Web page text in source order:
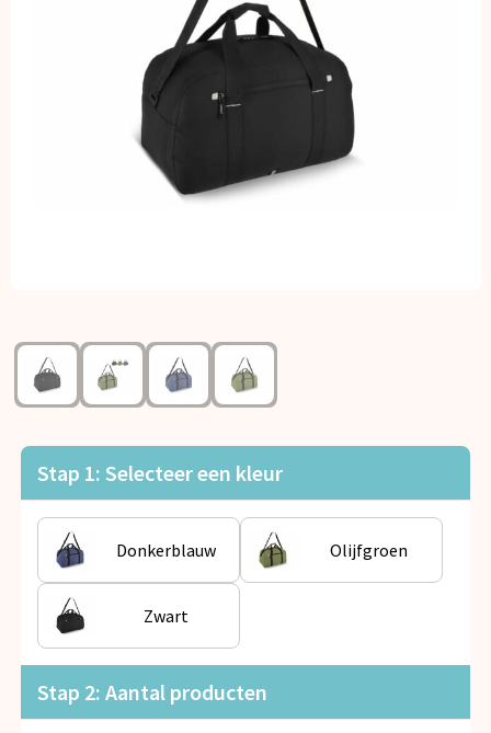
Kinderen, Peuters en Baby's
Klokken, horloges en weerstations
Lampen en Gereedschap
Reisbenodigdheden
Schrijfwaren
Sleutelhangers en Lanyards
Snoepgoed
Spellen voor binnen en buiten
Veiligheid, Auto en Fiets
Vrije tijd en Strand
Anti-stress
Stap 1: Selecteer een kleur
Donkerblauw Olijfgroen
Zwart
Stap 2: Aantal producten